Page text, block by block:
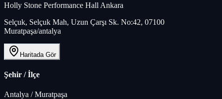
Holly Stone Performance Hall Ankara
Selçuk, Selçuk Mah, Uzun Çarşı Sk. No:42, 07100
Muratpaşa/antalya
Haritada Gör
Şehir / İlçe
Antalya /Muratpaşa